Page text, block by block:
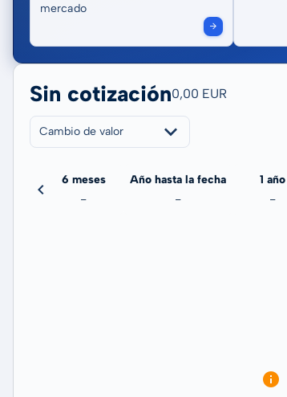
mercado
Sin cotización0,00 EUR
Cambio de valor
6 meses
-
Año hasta la fecha
-
1 año
-